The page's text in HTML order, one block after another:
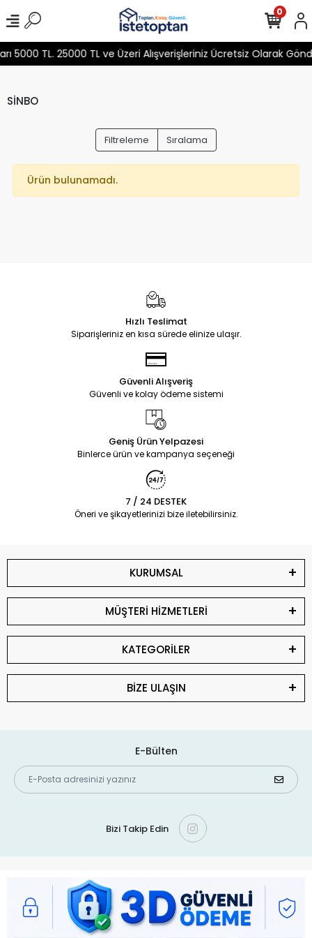
5000 TL. 25000 TL ve Üzeri Alışverişleriniz Ücretsiz Olarak
0
SİNBO
Filtreleme Sıralama
Ürün bulunamadı.
Hızlı Teslimat
Siparişleriniz en kısa sürede elinize ulaşır.
Güvenli Alışveriş
Güvenli ve kolay ödeme sistemi
Geniş Ürün Yelpazesi
Binlerce ürün ve kampanya seçeneği
7 / 24 DESTEK
Öneri ve şikayetlerinizi bize iletebilirsiniz.
KURUMSAL
MÜŞTERİ HİZMETLERİ
KATEGORİLER
BİZE ULAŞIN
E-Bülten
Bizi Takip Edin